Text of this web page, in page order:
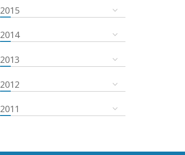
2015
2014
2013
2012
2011